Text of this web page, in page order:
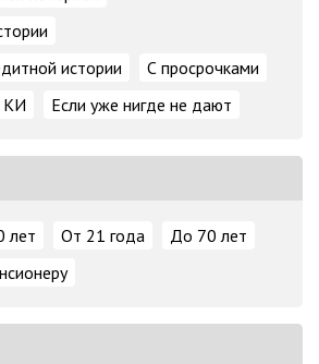
истории
С просрочками
КИ
Если уже нигде не дают
лет От 21 года
До 70 лет